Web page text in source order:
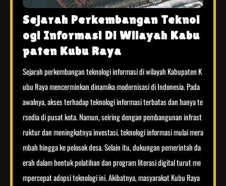
Sejarah Perkembangan Teknol
ogi Informasi Di Wilayah Kabu
paten Kubu Raya
Sejarah perkembangan teknologi informasi di wilayah Kabupaten K
ubu Raya mencerminkan dinamika modernisasi di Indonesia. Pada
awalnya, akses terhadap teknologi informasi terbatas dan hanya te
rsedia di pusat kota. Namun, seiring dengan pembangunan infrast
ruktur dan meningkatnya investasi, teknologi informasi mulai mera
mbah hingga ke pelosok desa. Selain itu, dukungan pemerintah da
erah dalam bentuk pelatihan dan program literasi digital turut me
mpercepat adopsi teknologi ini. Akibatnya, masyarakat Kubu Raya